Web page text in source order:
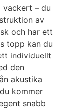
vackert – du
av
och har ett
topp kan du
individuellt
den
akustika
kommer
snabb